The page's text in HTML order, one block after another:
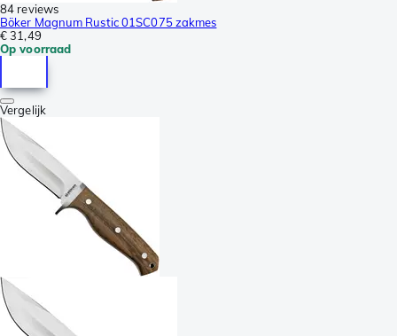
84 reviews
Böker Magnum Rustic 01SC075 zakmes
€ 31,49
Op voorraad
Vergelijk